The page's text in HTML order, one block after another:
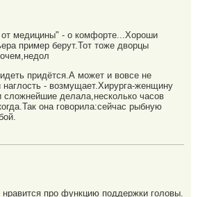
от медицины" - о комфорте...Хороши
пример берут.Тот тоже дворцы
придётся.А может и вовсе не
наглость - возмущает.Хирурга-женщину
делала,несколько часов
она говорила:сейчас рыбную
про функцию поддержки головы.